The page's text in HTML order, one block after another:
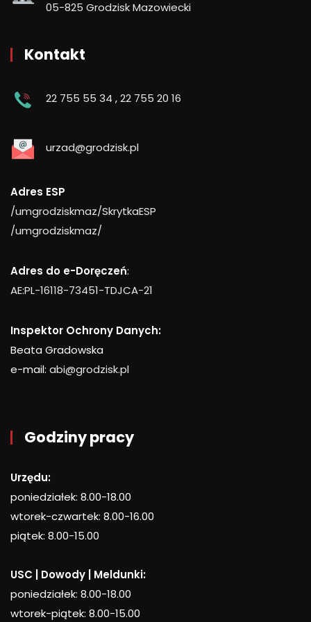
05-825 Grodzisk Mazowiecki
Kontakt
22 755 55 34 ,22 755 20 16
urzad@grodzisk.pl
Adres ESP
/umgrodziskmaz/SkrytkaESP
/umgrodziskmaz/
Adres do e-Doręczeń:
AE:PL-16118-73451-TDJCA-21
Inspektor Ochrony Danych:
Beata Gradowska
e-mail: abi@grodzisk.pl
Godziny pracy
Urzędu:
poniedziałek: 8.00-18.00
wtorek-czwartek: 8.00-16.00
piątek: 8.00-15.00
USC | Dowody | Meldunki:
poniedziałek: 8.00-18.00
wtorek-piątek: 8.00-15.00